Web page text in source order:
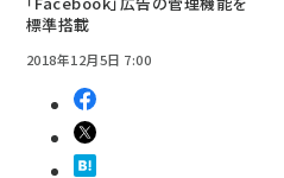
標準搭載
2018年12月5日 7:00